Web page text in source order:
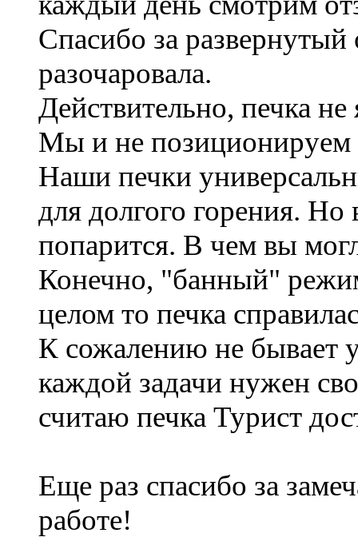
Спасибо за
разочаровала.
Действительно, печка
Мы и не позиционируем
Наши печки
для долгого горения.
попарится. В чем вы
Конечно, "банный"
целом то печка
К сожалению не бывает
каждой задачи нужен
считаю печка Турист
Еще раз спасибо за
работе!